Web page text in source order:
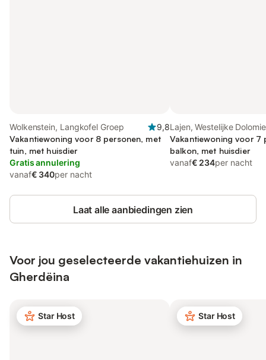
Wolkenstein, Langkofel Groep
9,8
Vakantiewoning voor 8 personen, met
tuin, met huisdier
Gratis annulering
vanaf€ 340per nacht
Lajen, Westelijke
Vakantiewoning voor 7
balkon, met huisdier
vanaf€ 234per nacht
Laat alle aanbiedingen zien
Voor jou geselecteerde vakantiehuizen in
Gherdëina
Star Host Star Host